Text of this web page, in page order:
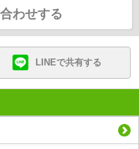
わせする
LINEで共有する